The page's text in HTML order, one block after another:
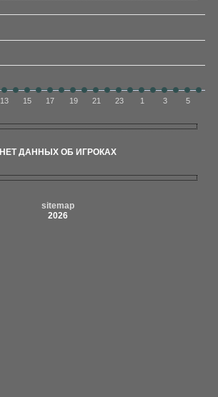
13 15 17 19 21 23 1 3 5
НЕТ ДАННЫХ ОБ ИГРОКАХ
sitemap
2026